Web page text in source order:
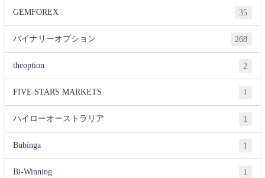
GEMFOREX 35
バイナリーオプション 268
theoption 2
FIVE STARS MARKETS 1
ハイローオーストラリア 1
Bubinga 1
Bi-Winning 1